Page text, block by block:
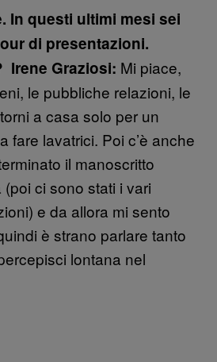
In questi ultimi mesi sei
di presentazioni.
Irene Graziosi: Mi piace,
le pubbliche relazioni, le
a casa solo per un
fare lavatrici. Poi c’è anche
il manoscritto
ci sono stati i vari
e da allora mi sento
è strano parlare tanto
lontana nel